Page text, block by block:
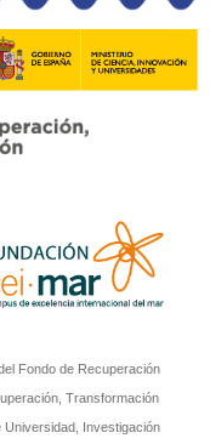
Fondo de Recuperación
Transformación
Investigación